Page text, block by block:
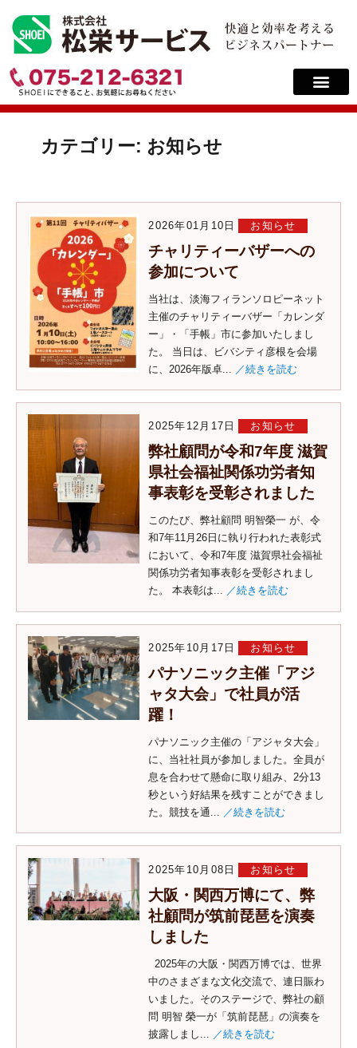
カテゴリー: お知らせ
2026年01月10日 お知らせ
チャリティーバザーへの
参加について
当社は、淡海フィランソロピーネット
主催のチャリティーバザー「カレンダ
ー」・「手帳」市に参加いたしまし
た。 当日は、ビバシティ彦根を会場
に、2026年版卓...
／続きを読む
2025年12月17日 お知らせ
弊社顧問が令和7年度 滋賀
県社会福祉関係功労者知
事表彰を受彰されました
このたび、弊社顧問 明智榮一 が、令
和7年11月26日に執り行われた表彰式
において、令和7年度 滋賀県社会福祉
関係功労者知事表彰を受彰されまし
た。 本表彰は... ／続きを読む
2025年10月17日 お知らせ
パナソニック主催「アジ
ャタ大会」で社員が活
躍！
パナソニック主催の「アジャタ大会」
に、当社社員が参加しました。全員が
息を合わせて懸命に取り組み、2分13
秒という好結果を残すことができまし
た。競技を通...
／続きを読む
2025年10月08日 お知らせ
大阪・関西万博にて、弊
社顧問が筑前琵琶を演奏
しました
2025年の大阪・関西万博では、世界
中のさまざまな文化交流で、連日賑わ
いました。そのステージで、弊社の顧
問 明智 榮一が「筑前琵琶」の演奏を
披露しまし...
／続きを読む